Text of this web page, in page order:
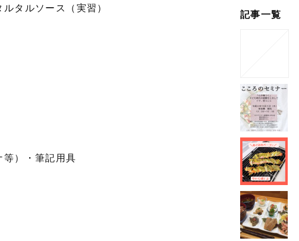
ルソース（実習）
）・筆記用具
記事一覧